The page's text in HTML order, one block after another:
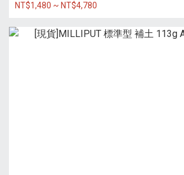
NT$1,480 ~ NT$4,780